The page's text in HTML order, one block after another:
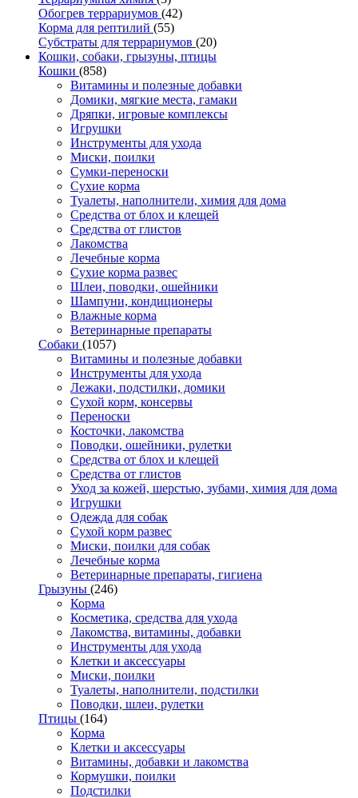
Обогрев террариумов (42)
Корма для рептилий (55)
Субстраты для террариумов (20)
Кошки, собаки, грызуны, птицы
Кошки (858)
Витамины и полезные добавки
Домики, мягкие места, гамаки
Дряпки, игровые комплексы
Игрушки
Инструменты для ухода
Миски, поилки
Сумки-переноски
Сухие корма
Туалеты, наполнители, химия для дома
Средства от блох и клещей
Средства от глистов
Лакомства
Лечебные корма
Сухие корма развес
Шлеи, поводки, ошейники
Шампуни, кондиционеры
Влажные корма
Ветеринарные препараты
Собаки (1057)
Витамины и полезные добавки
Инструменты для ухода
Лежаки, подстилки, домики
Сухой корм, консервы
Переноски
Косточки, лакомства
Поводки, ошейники, рулетки
Средства от блох и клещей
Средства от глистов
Уход за кожей, шерстью, зубами, химия для дома
Игрушки
Одежда для собак
Сухой корм развес
Миски, поилки для собак
Лечебные корма
Ветеринарные препараты, гигиена
Грызуны (246)
Корма
Косметика, средства для ухода
Лакомства, витамины, добавки
Инструменты для ухода
Клетки и аксессуары
Миски, поилки
Туалеты, наполнители, подстилки
Поводки, шлеи, рулетки
Птицы (164)
Корма
Клетки и аксессуары
Витамины, добавки и лакомства
Кормушки, поилки
Подстилки